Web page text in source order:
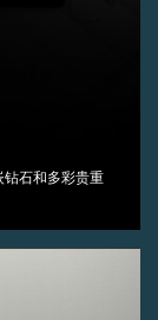
钻石和多彩贵重